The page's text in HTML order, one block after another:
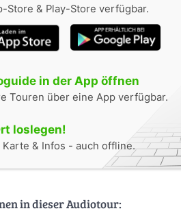
Store & Play-Store verfügbar.
in der App öffnen
Touren über eine App verfügbar.
loslegen!
Karte & Infos - auch offline.
in dieser Audiotour: